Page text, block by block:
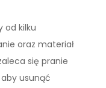
od kilku
oraz materiał
się pranie
usunąć